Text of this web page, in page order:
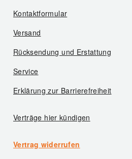
Kontaktformular
Versand
Rücksendung und Erstattung
Service
Erklärung zur Barrierefreiheit
Verträge hier kündigen
Vertrag widerrufen